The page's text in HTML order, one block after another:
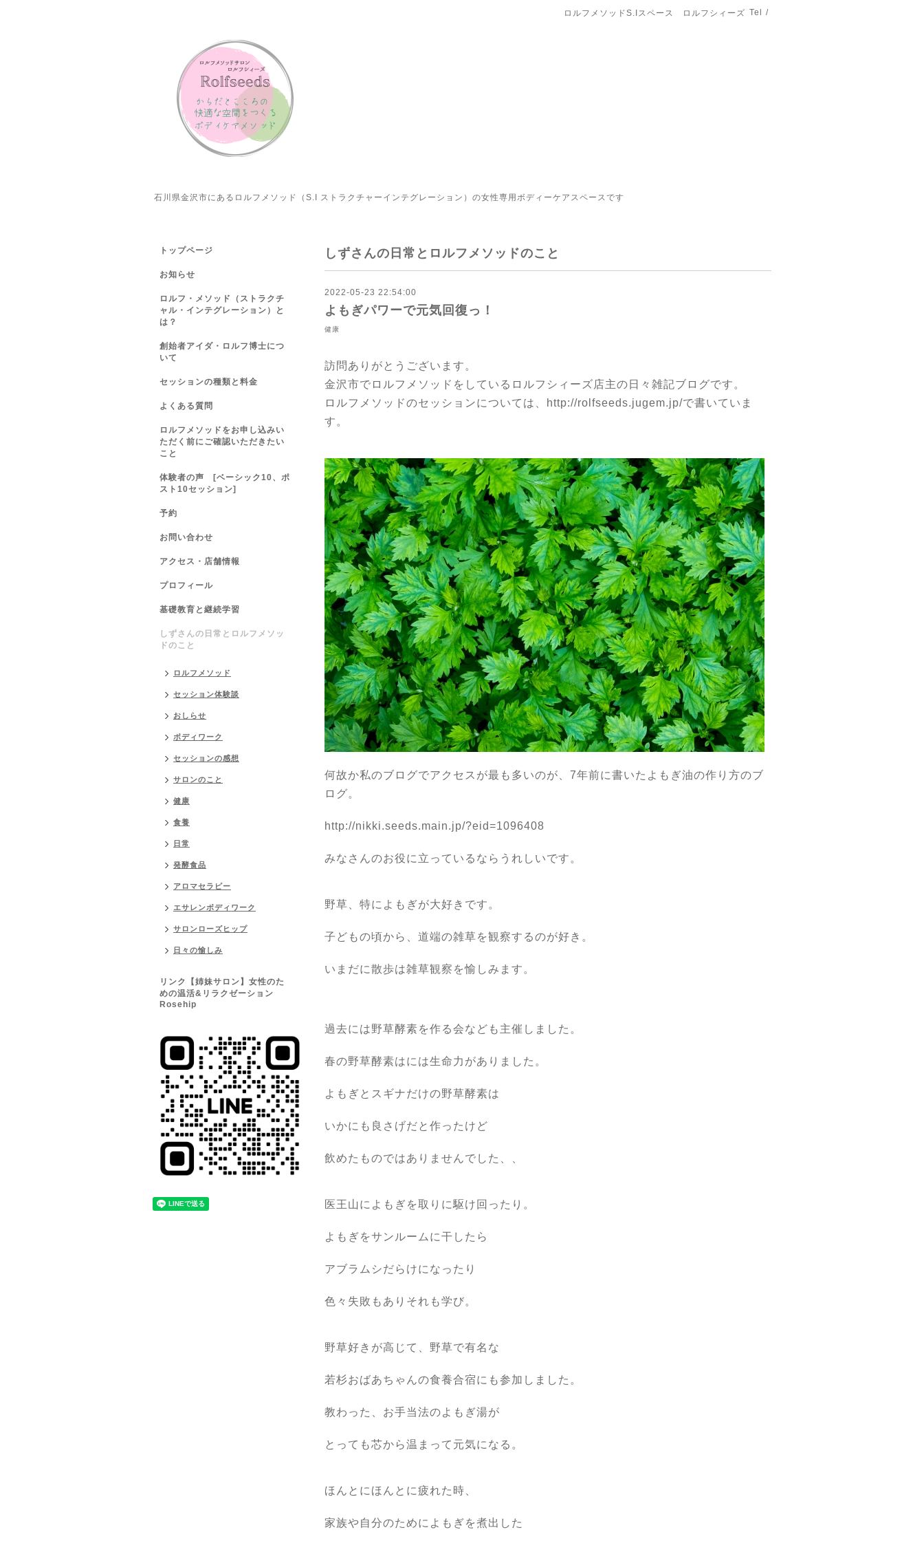
ロルフメソッドS.Iスペース ロルフシィーズ Tel /
石川県金沢市にあるロルフメソッド（S.I ストラクチャーインテグレーション）の女性専用ボディーケアスペースです
しずさんの日常とロルフメソッドのこと
2022-05-23 22:54:00
よもぎパワーで元気回復っ！
健康
訪問ありがとうございます。
金沢市でロルフメソッドをしているロルフシィーズ店主の日々雑記ブログです。
ロルフメソッドのセッションについては、
http://rolfseeds.jugem.jp/で書いていま
す。
何故か私のブログでアクセスが最も多いのが、7年前に書いたよもぎ油の作り方のブ
ログ。
http://nikki.seeds.main.jp/?eid=1096408
みなさんのお役に立っているならうれしいです。
野草、特によもぎが大好きです。
子どもの頃から、道端の雑草を観察するのが好き。
いまだに散歩は雑草観察を愉しみます。
過去には野草酵素を作る会なども主催しました。
春の野草酵素はには生命力がありました。
よもぎとスギナだけの野草酵素は
いかにも良さげだと作ったけど
飲めたものではありませんでした、、
医王山によもぎを取りに駆け回ったり。
よもぎをサンルームに干したら
アブラムシだらけになったり
色々失敗もありそれも学び。
野草好きが高じて、野草で有名な
若杉おばあちゃんの食養合宿にも参加しました。
教わった、お手当法のよもぎ湯が
とっても芯から温まって元気になる。
ほんとにほんとに疲れた時、
家族や自分のためによもぎを煮出した
トップページ
お知らせ
ロルフ・メソッド（ストラクチ
ャル・インテグレーション）と
は？
創始者アイダ・ロルフ博士につ
いて
セッションの種類と料金
よくある質問
ロルフメソッドをお申し込みい
ただく前にご確認いただきたい
こと
体験者の声 [ベーシック10、ポ
スト10セッション]
予約
お問い合わせ
アクセス・店舗情報
プロフィール
基礎教育と継続学習
しずさんの日常とロルフメソッ
ドのこと
ロルフメソッド
セッション体験談
おしらせ
ボディワーク
セッションの感想
サロンのこと
健康
食養
日常
発酵食品
アロマセラピー
エサレンボディワーク
サロンローズヒップ
日々の愉しみ
リンク【姉妹サロン】女性のた
めの温活&リラクゼーション
Rosehip